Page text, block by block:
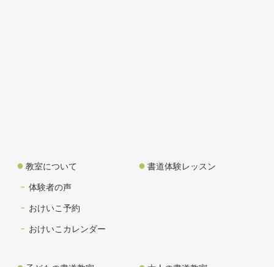
教室について
体験者の声
おけいこ予約
おけいこカレンダー
書道体験レッスン